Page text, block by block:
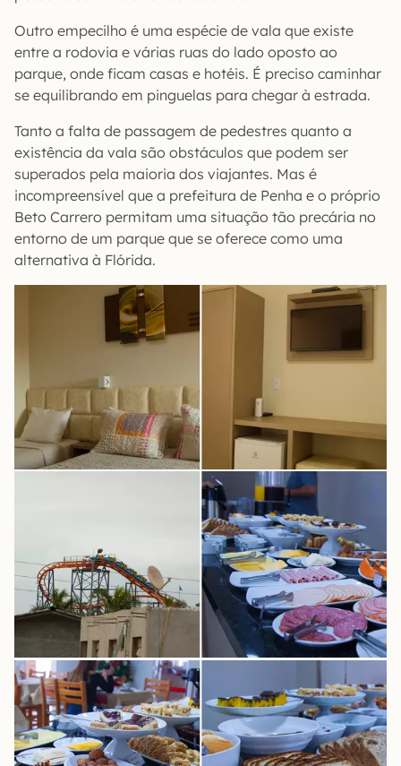
Outro empecilho é uma espécie de vala que existe
entre a rodovia e várias ruas do lado oposto ao
parque, onde ficam casas e hotéis. É preciso caminhar
se equilibrando em pinguelas para chegar à estrada.
Tanto a falta de passagem de pedestres quanto a
existência da vala são obstáculos que podem ser
superados pela maioria dos viajantes. Mas é
incompreensível que a prefeitura de Penha e o próprio
Beto Carrero permitam uma situação tão precária no
entorno de um parque que se oferece como uma
alternativa à Flórida.